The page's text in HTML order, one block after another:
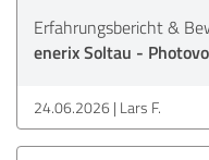
Erfahrungsbericht &
enerix Soltau -
24.06.2026 Lars F.